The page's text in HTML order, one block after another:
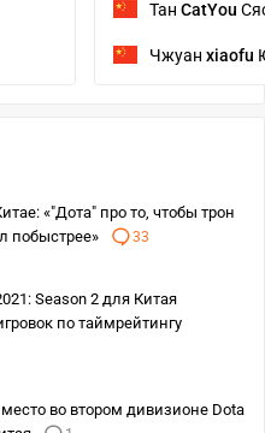
Тан CatYou
Чжуан xiaofu
«"Дота" про то, чтобы трон
побыстрее»
33
Season 2 для Китая
по таймрейтингу
во втором дивизионе Dota